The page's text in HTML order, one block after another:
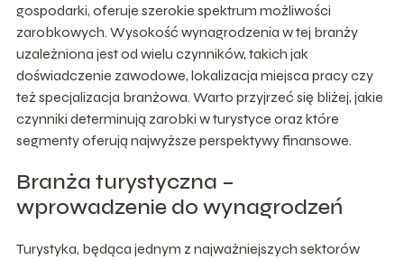
gospodarki, oferuje szerokie spektrum możliwości
zarobkowych. Wysokość wynagrodzenia w tej branży
uzależniona jest od wielu czynników, takich jak
doświadczenie zawodowe, lokalizacja miejsca pracy czy
też specjalizacja branżowa. Warto przyjrzeć się bliżej, jakie
czynniki determinują zarobki w turystyce oraz które
segmenty oferują najwyższe perspektywy finansowe.
Branża turystyczna –
wprowadzenie do wynagrodzeń
Turystyka, będąca jednym z najważniejszych sektorów